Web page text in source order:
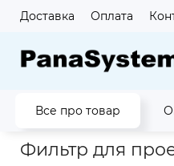
Доставка Оплата
Все про товар
Главная Для Бизнеса
Фильтр для